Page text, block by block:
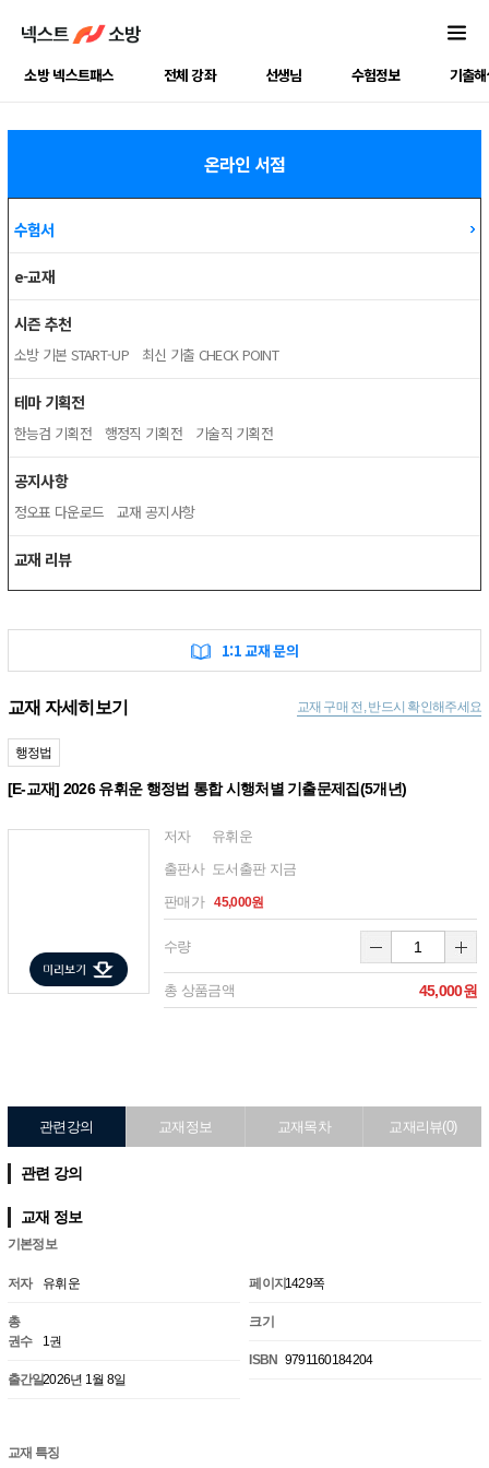
소방 넥스트패스 전체 강좌 선생님 수험정보 기출
온라인 서점
수험서
e-교재
시즌 추천
소방 기본 START-UP 최신 기출 CHECK POINT
테마 기획전
한능검 기획전 행정직 기획전 기술직 기획전
공지사항
정오표 다운로드 교재 공지사항
교재 리뷰
1:1 교재 문의
교재 자세히보기 교재 구매 전, 반드시 확인해주세요
행정법
[E-교재] 2026 유휘운 행정법 통합 시행처별 기출문제집(5개년)
저자 유휘운
출판사 도서출판 지금
판매가 45,000원
수량
총 상품금액 45,000원
관련강의 교재정보 교재목차 교재리뷰(0)
관련 강의
교재 정보
기본정보
저자 유휘운
총
권수
1권
출간일2026년 1월 8일
페이지1429쪽
크기
ISBN 9791160184204
교재 특징